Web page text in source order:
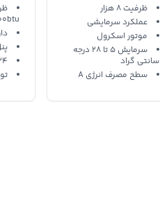
هزار و 24 ولت EH8000
ظرفیت 8 هزار
عملکرد سرمایشی
موتور اسکرول
سرمایش 5 تا 28 درجه
سانتی گراد
سطح مصرف انرژی A
24